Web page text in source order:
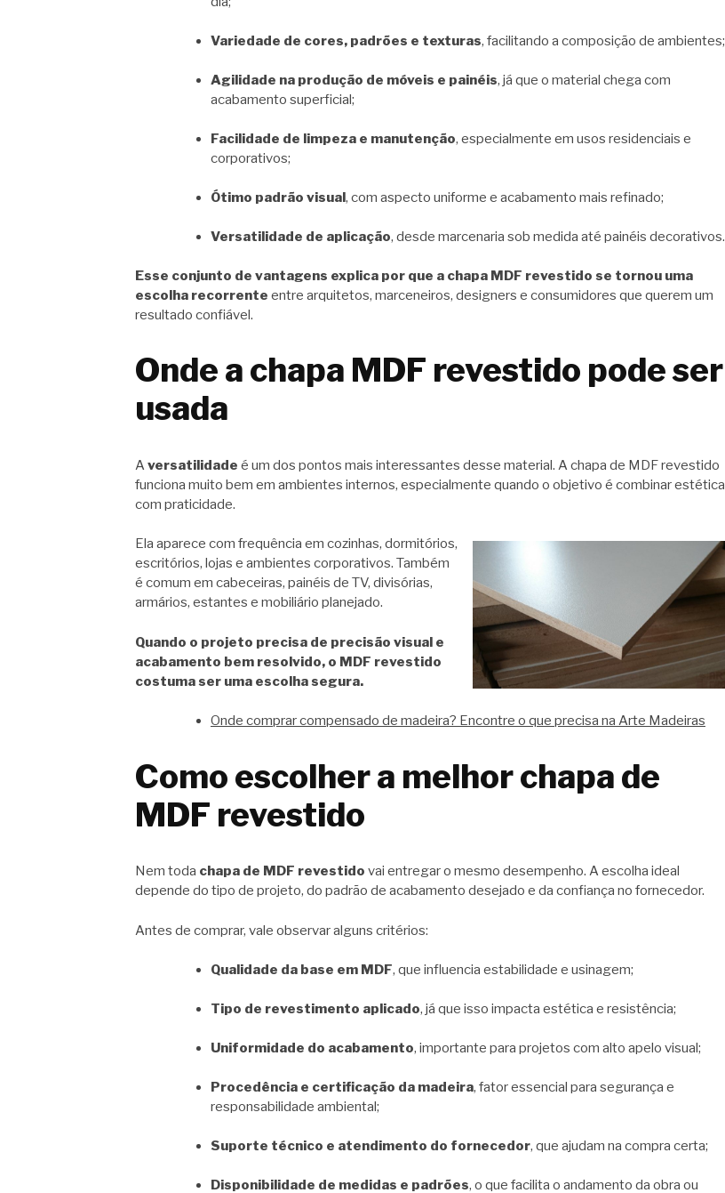
Variedade de cores, padrões e texturas, facilitando a composição de ambientes;
Agilidade na produção de móveis e painéis, já que o material chega com
acabamento superficial;
Facilidade de limpeza e manutenção, especialmente em usos residenciais e
corporativos;
Ótimo padrão visual, com aspecto uniforme e acabamento mais refinado;
Versatilidade de aplicação, desde marcenaria sob medida até painéis decorativos.
Esse conjunto de vantagens explica por que a chapa MDF revestido se tornou uma
escolha recorrente entre arquitetos, marceneiros, designers e consumidores que querem um
resultado confiável.
Onde a chapa MDF revestido pode ser
usada
Aversatilidade é um dos pontos mais interessantes desse material. A chapa de MDF revestido
funciona muito bem em ambientes internos, especialmente quando o objetivo é combinar estética
com praticidade.
Ela aparece com frequência em cozinhas, dormitórios,
escritórios, lojas e ambientes corporativos. Também
é comum em cabeceiras, painéis de TV, divisórias,
armários, estantes e mobiliário planejado.
Quando o projeto precisa de precisão visual e
acabamento bem resolvido, o MDF revestido
costuma ser uma escolha segura.
Onde comprar compensado de madeira? Encontre o que precisa na Arte Madeiras
Como escolher a melhor chapa de
MDF revestido
Nem toda chapa de MDF revestido vai entregar o mesmo desempenho. A escolha ideal
depende do tipo de projeto, do padrão de acabamento desejado e da confiança no fornecedor.
Antes de comprar, vale observar alguns critérios:
Qualidade da base em MDF, que influencia estabilidade e usinagem;
Tipo de revestimento aplicado, já que isso impacta estética e resistência;
Uniformidade do acabamento, importante para projetos com alto apelo visual;
Procedência e certificação da madeira, fator essencial para segurança e
responsabilidade ambiental;
Suporte técnico e atendimento do fornecedor, que ajudam na compra certa;
Disponibilidade de medidas e padrões, o que facilita o andamento da obra ou